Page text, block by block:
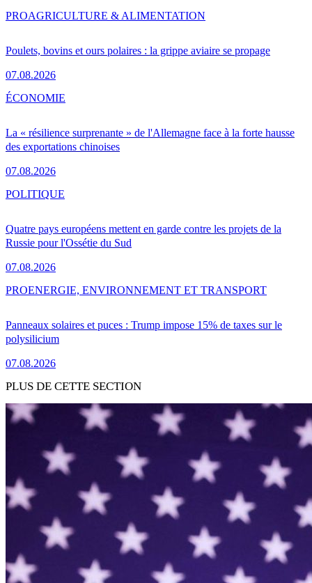
Poulets, bovins et ours polaires : la grippe aviaire se propage
07.08.2026
PROAGRICULTURE & ALIMENTATION
La « résilience surprenante » de l'Allemagne face à la forte hausse
des exportations chinoises
07.08.2026
ÉCONOMIE
Quatre pays européens mettent en garde contre les projets de la
Russie pour l'Ossétie du Sud
07.08.2026
POLITIQUE
Panneaux solaires et puces : Trump impose 15% de taxes sur le
polysilicium
07.08.2026
PROENERGIE, ENVIRONNEMENT ET TRANSPORT
PLUS DE CETTE SECTION